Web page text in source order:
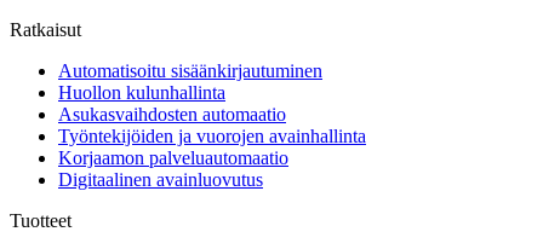
Ratkaisut
Automatisoitu sisäänkirjautuminen
Huollon kulunhallinta
Asukasvaihdosten automaatio
Työntekijöiden ja vuorojen avainhallinta
Korjaamon palveluautomaatio
Digitaalinen avainluovutus
Tuotteet